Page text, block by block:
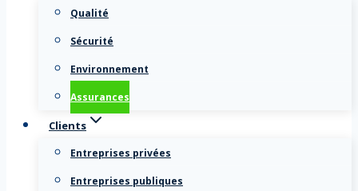
Qualité
Sécurité
Environnement
Assurances
Clients
Entreprises privées
Entreprises publiques